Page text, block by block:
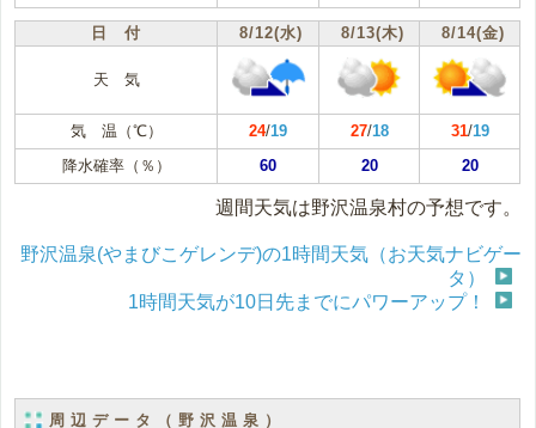
日 付 8/12(水) 8/13(木) 8/14(金)
天 気
気 温（℃） 24/19 27/18 31/19
降水確率（％）
60 20 20
週間天気は野沢温泉村の予想です。
野沢温泉(やまびこゲレンデ)の1時間天気（お天気ナビゲー
タ）
1時間天気が10日先までにパワーアップ！
周辺データ（野沢温泉）